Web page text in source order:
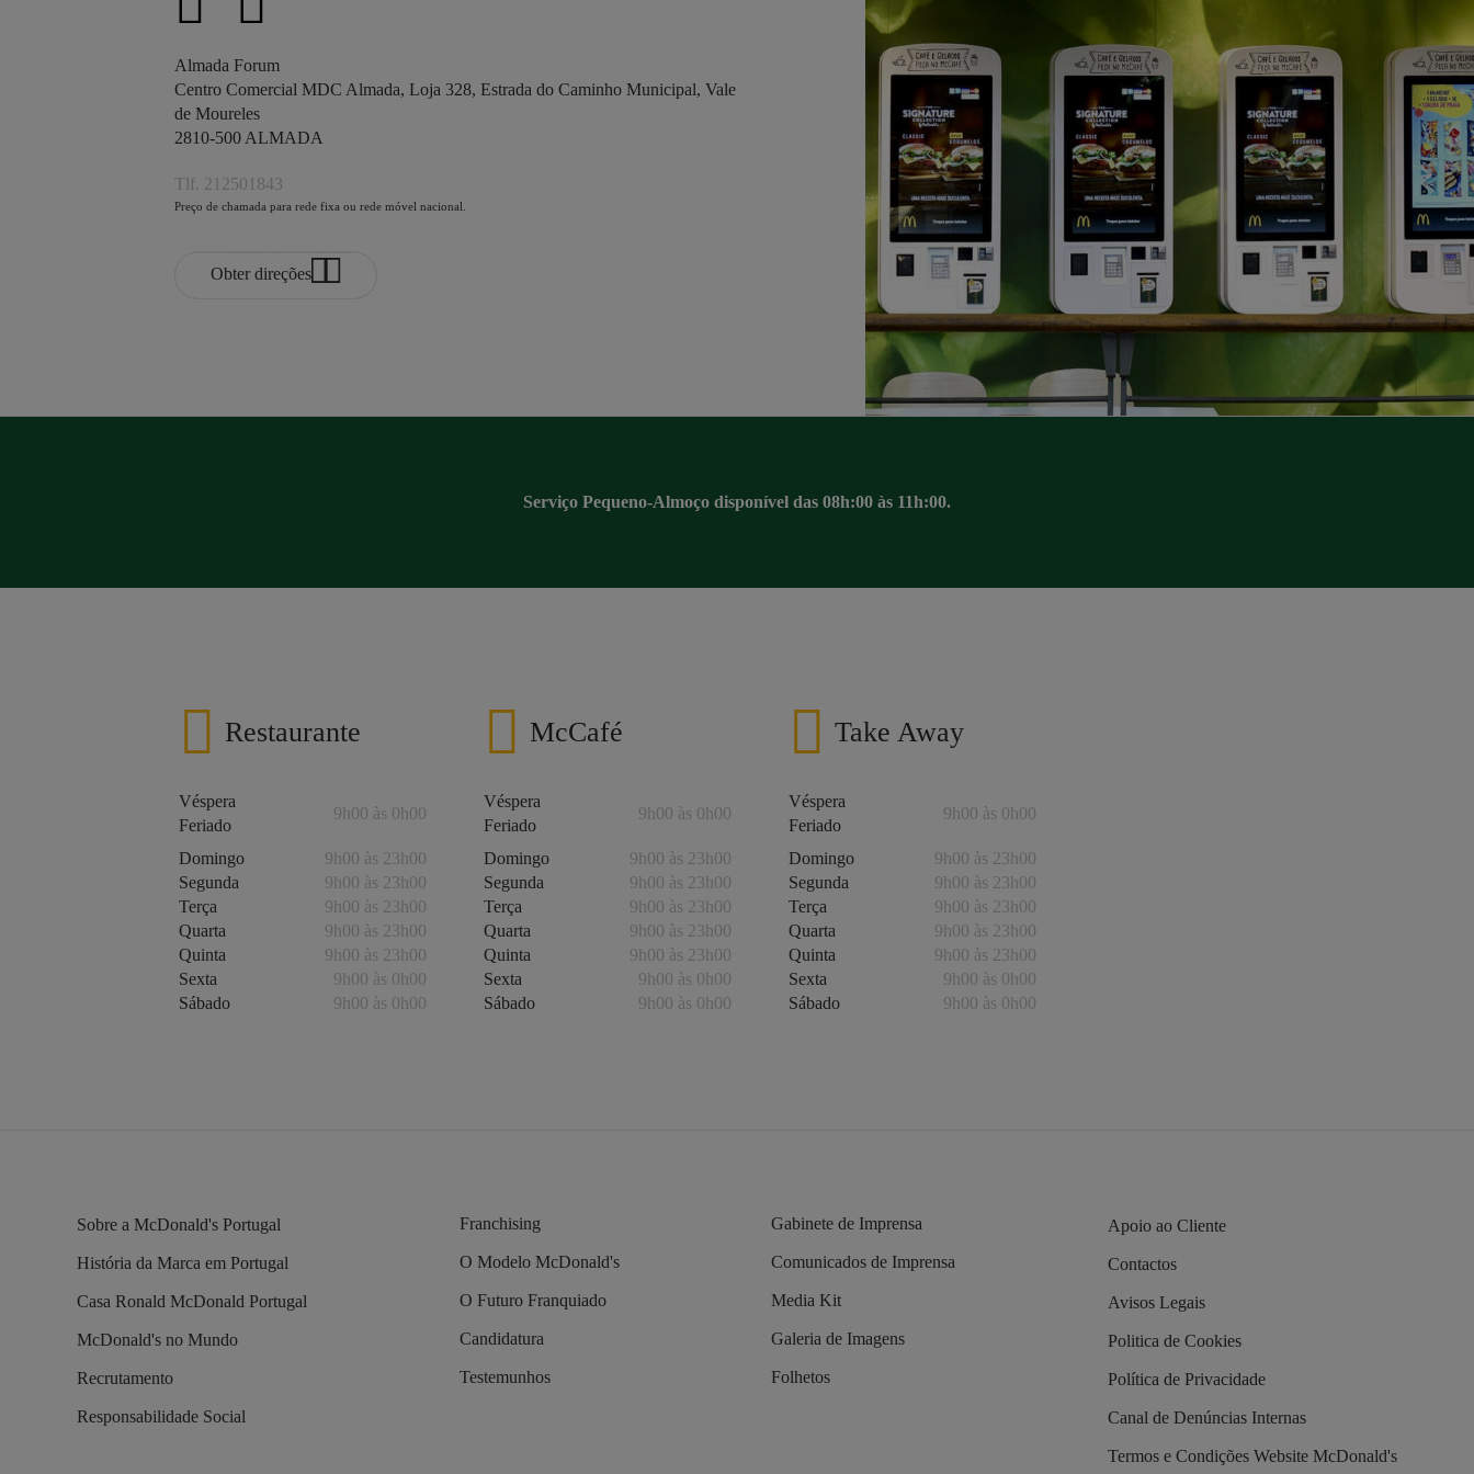
Almada Forum
Centro Comercial MDC Almada, Loja 328, Estrada do Caminho Municipal, Vale
de Moureles
2810-500 ALMADA
Tlf. 212501843
Preço de chamada para rede fixa ou rede móvel nacional.
Obter direções
Serviço Pequeno-Almoço disponível das 08h:00 às 11h:00.
Restaurante
Véspera
Feriado
9h00 às 0h00
Domingo
9h00 às 23h00
Segunda
9h00 às 23h00
Terça
9h00 às 23h00
Quarta
9h00 às 23h00
Quinta
9h00 às 23h00
Sexta
9h00 às 0h00
Sábado
9h00 às 0h00
McCafé
Véspera
Feriado
9h00 às 0h00
Domingo
9h00 às 23h00
Segunda
9h00 às 23h00
Terça
9h00 às 23h00
Quarta
9h00 às 23h00
Quinta
9h00 às 23h00
Sexta
9h00 às 0h00
Sábado
9h00 às 0h00
Take Away
Véspera
Feriado
9h00 às 0h00
Domingo
9h00 às 23h00
Segunda
9h00 às 23h00
Terça
9h00 às 23h00
Quarta
9h00 às 23h00
Quinta
9h00 às 23h00
Sexta
9h00 às 0h00
Sábado
9h00 às 0h00
Sobre a McDonald's Portugal
História da Marca em Portugal
Casa Ronald McDonald Portugal
McDonald's no Mundo
Recrutamento
Responsabilidade Social
Franchising
O Modelo McDonald's
O Futuro Franquiado
Candidatura
Testemunhos
Gabinete de Imprensa
Comunicados de Imprensa
Media Kit
Galeria de Imagens
Folhetos
Apoio ao Cliente
Contactos
Avisos Legais
Politica de Cookies
Política de Privacidade
Canal de Denúncias Internas
Termos e Condições Website McDonald's